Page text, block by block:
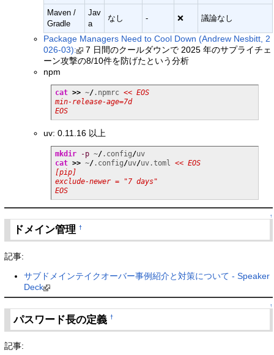
Maven /
Gradle
Jav
a
なし - ❌ 議論なし
Package Managers Need to Cool Down (Andrew Nesbitt, 2
026-03):
7 日間のクールダウンで 2025 年のサプライチェ
ーン攻撃の8/10件を防げたという分析
npm
cat >> ~/.npmrc << EOS
min-release-age=7d
EOS
uv: 0.11.16 以上
mkdir -p ~/.config/
uv
cat >> ~/.config/uv/uv.toml << EOS
[pip]
exclude-newer = "7 days"
EOS
↑
ドメイン管理†
記事:
サブドメインテイクオーバー事例紹介と対策について - Speaker
Deck
↑
パスワード長の定義†
記事: